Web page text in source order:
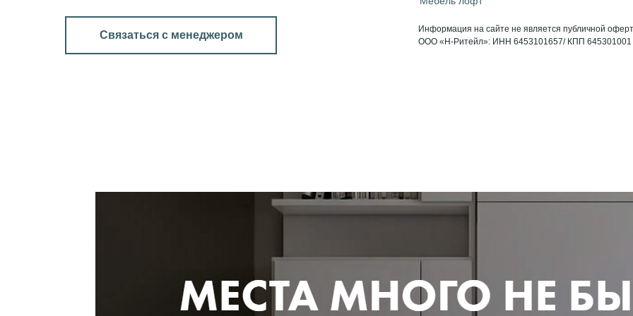
Связаться с менеджером
Информация на сайте не является публичной
ООО «Н-Ритейл»: ИНН 6453101657/ КПП 645301001